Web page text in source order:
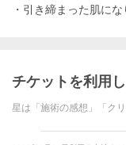
・引き締まった肌に
チケットを利用
星は「施術の感想」「ク